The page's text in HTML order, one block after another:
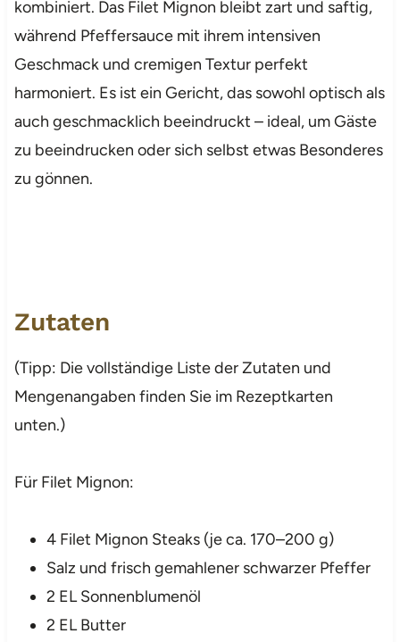
kombiniert. Das Filet Mignon bleibt zart und saftig,
während Pfeffersauce mit ihrem intensiven
Geschmack und cremigen Textur perfekt
harmoniert. Es ist ein Gericht, das sowohl optisch als
auch geschmacklich beeindruckt – ideal, um Gäste
zu beeindrucken oder sich selbst etwas Besonderes
zu gönnen.
Zutaten
(Tipp: Die vollständige Liste der Zutaten und
Mengenangaben finden Sie im Rezeptkarten
unten.)
Für Filet Mignon:
4 Filet Mignon Steaks (je ca. 170–200 g)
Salz und frisch gemahlener schwarzer Pfeffer
2 EL Sonnenblumenöl
2 EL Butter